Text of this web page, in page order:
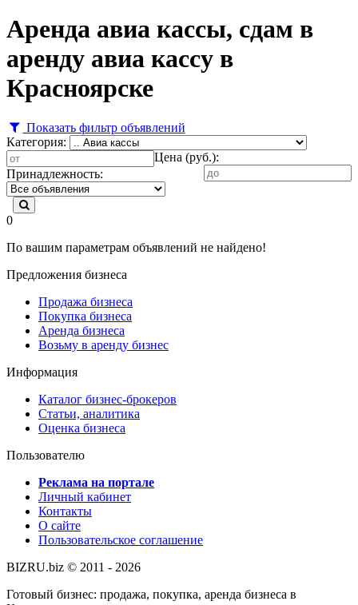
Аренда авиа кассы, сдам в
аренду авиа кассу в
Красноярске
Показать фильтр объявлений
Категория:
Цена (руб.):
Принадлежность:
0
По вашим параметрам объявлений не найдено!
Предложения бизнеса
Продажа бизнеса
Покупка бизнеса
Аренда бизнеса
Возьму в аренду бизнес
Информация
Каталог бизнес-брокеров
Статьи, аналитика
Оценка бизнеса
Пользователю
Реклама на портале
Личный кабинет
Контакты
О сайте
Пользовательское соглашение
BIZRU.biz © 2011 - 2026
Готовый бизнес: продажа, покупка, аренда бизнеса в